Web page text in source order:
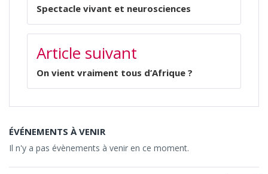
Spectacle vivant et neurosciences
Article suivant
On vient vraiment tous d’Afrique ?
ÉVÉNEMENTS À VENIR
Il n'y a pas évènements à venir en ce moment.